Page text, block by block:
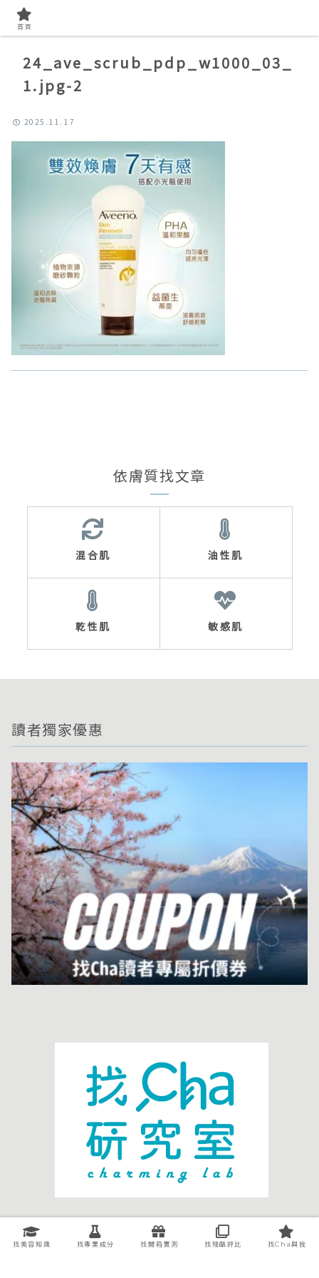
24_ave_scrub_pdp_w1000_03_
1.jpg-2
2025.11.17
依膚質找文章
混合肌 油性肌
乾性肌 敏感肌
讀者獨家優惠
關於我們
廣告洽談
聯絡我們
智慧財產權處理
首頁
找美容知識 找專業成分 找開箱實測 找殘酷評比 找Cha與我